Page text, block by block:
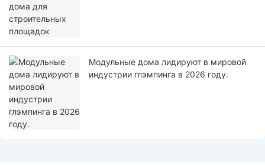
Модульные дома лидируют в мировой
индустрии глэмпинга в 2026 году.